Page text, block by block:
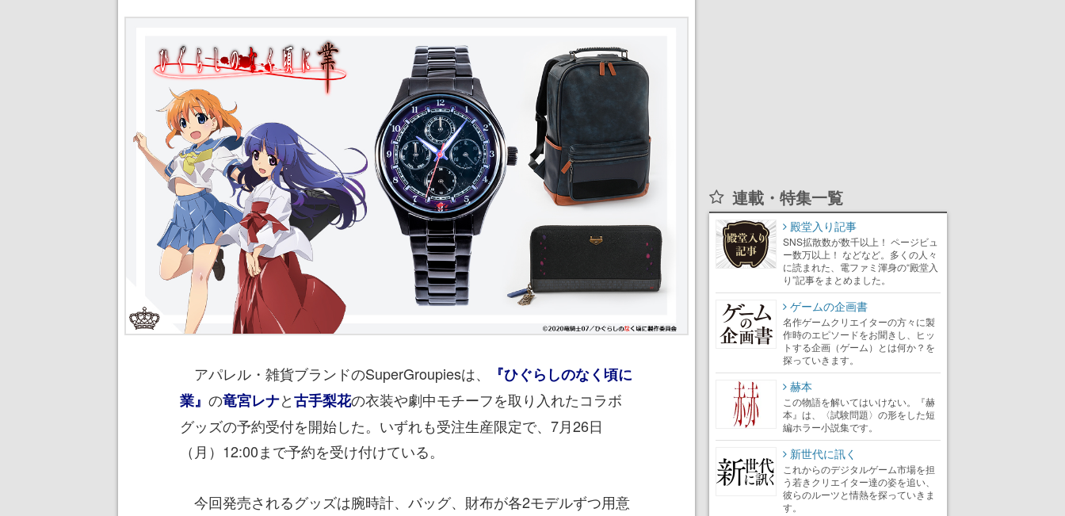
アパレル・雑貨ブランドのSuperGroupiesは、
『ひぐらしのなく頃に
業』 の⻯宮レナと古手梨花の衣装や劇中モチーフを取り入れたコラボ
グッズの予約受付を開始した。いずれも受注生産限定で、7月26日
（月）12:00まで予約を受け付けている。
今回発売されるグッズは腕時計、バッグ、財布が各2モデルずつ用意
連載・特集一覧
殿堂入り記事
SNS拡散数が数千以上！ ページビュ
ー数万以上！ などなど。多くの人々
に読まれた、電ファミ渾身の“殿堂入
り”記事をまとめました。
ゲームの企画書
名作ゲームクリエイターの方々に製
作時のエピソードをお聞きし、ヒッ
トする企画（ゲーム）とは何か？を
探っていきます。
赫本
この物語を解いてはいけない。『赫
本』は、〈試験問題〉の形をした短
編ホラー小説集です。
新世代に訊く
これからのデジタルゲーム市場を担
う若きクリエイター達の姿を追い、
彼らのルーツと情熱を探っていきま
す。